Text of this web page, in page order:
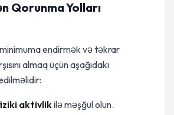
Qorunma Yolları
endirmək və təkrar
almaq üçün aşağıdakı
aktivlikilə məşğul olun.